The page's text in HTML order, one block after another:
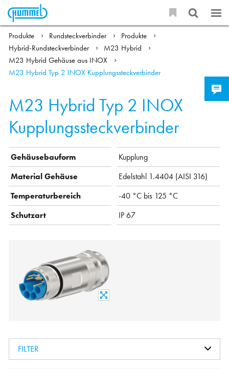
Produkte Rundsteckverbinder
Produkte
Hybrid-Rundsteckverbinder
M23 Hybrid
M23 Hybrid Gehäuse aus INOX
M23 Hybrid Typ 2 INOX Kupplungssteckverbinder
M23 Hybrid Typ 2 INOX
Kupplungssteckverbinder
Gehäusebauform
Kupplung
Material Gehäuse
Edelstahl 1.4404 (AISI 316)
Temperaturbereich
-40 °C bis 125 °C
Schutzart
IP 67
FILTER